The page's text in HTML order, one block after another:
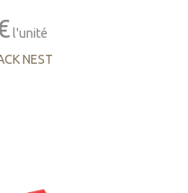
l'unité
NEST